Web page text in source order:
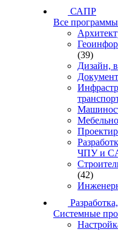
САПР
Все
(39)
Дизайн,
ЧПУ и
(42)
Системные